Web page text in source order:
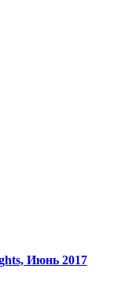
Июнь 2017